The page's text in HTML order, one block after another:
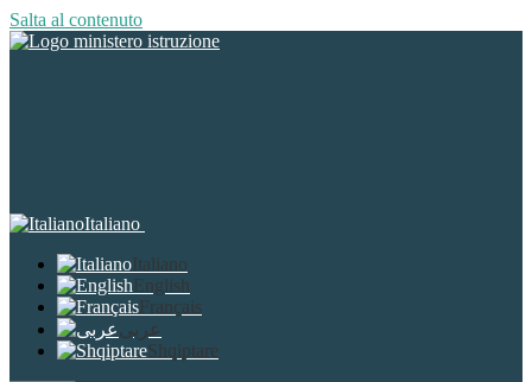
Salta al contenuto
Italiano
Italiano
English
Français
عربى
Shqiptare